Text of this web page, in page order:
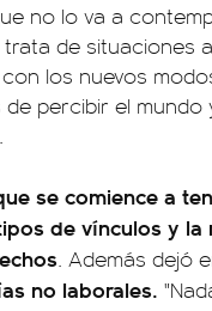
no lo va a
de situaciones
los nuevos
percibir el mundo
se comience a
de vínculos y la
. Además dejó
no laborales.